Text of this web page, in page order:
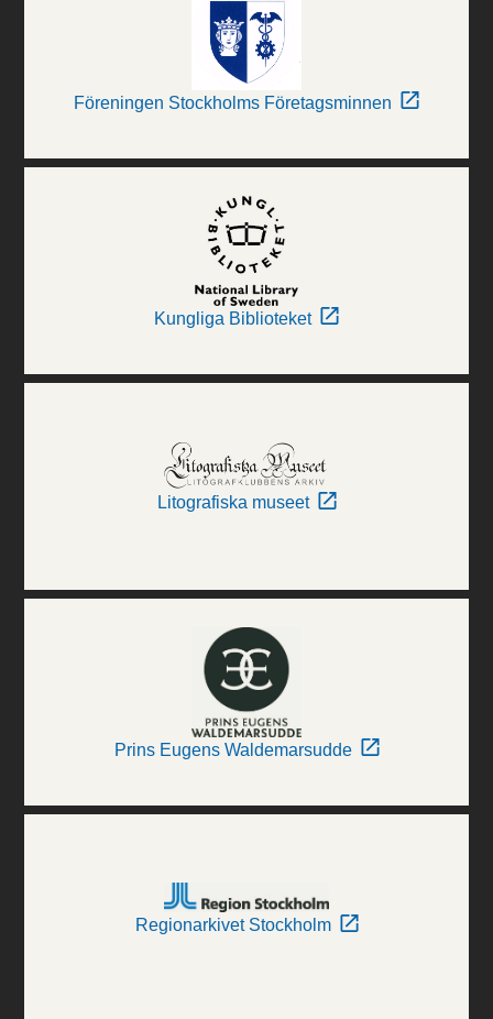
Föreningen Stockholms Företagsminnen
Kungliga Biblioteket
Litografiska museet
Prins Eugens Waldemarsudde
Regionarkivet Stockholm